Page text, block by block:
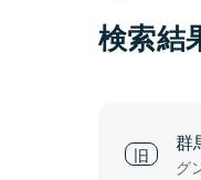
検索結
群
グ